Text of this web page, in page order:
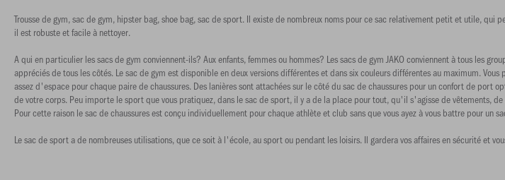
Trousse de gym, sac de gym, hipster bag, shoe bag, sac de sport. Il existe de nombreux noms pour ce sac relativement petit et utile,
il est robuste et facile à nettoyer.
A qui en particulier les sacs de gym conviennent-ils? Aux enfants, femmes ou hommes? Les sacs de gym JAKO conviennent à tous les
appréciés de tous les côtés. Le sac de gym est disponible en deux versions différentes et dans six couleurs différentes au maximum.
assez d'espace pour chaque paire de chaussures. Des lanières sont attachées sur le côté du sac de chaussures pour un confort de port
de votre corps. Peu importe le sport que vous pratiquez, dans le sac de sport, il y a de la place pour tout, qu'il s'agisse de vêtements,
Pour cette raison le sac de chaussures est conçu individuellement pour chaque athlète et club sans que vous ayez à vous battre pour un
Le sac de sport a de nombreuses utilisations, que ce soit à l'école, au sport ou pendant les loisirs. Il gardera vos affaires en sécurité et